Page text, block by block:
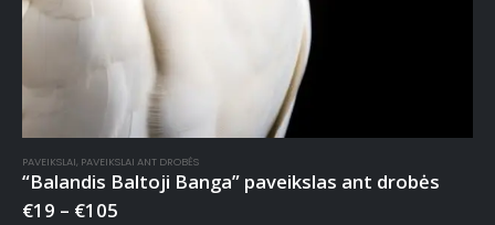
PAVEIKSLAI, PAVEIKSLAI ANT DROBĖS
“Balandis Baltoji Banga” paveikslas ant drobės
€19 – €105